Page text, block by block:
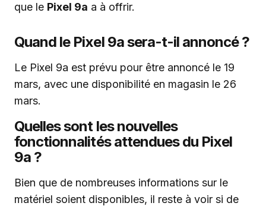
que le Pixel 9a a à offrir.
Quand le Pixel 9a sera-t-il annoncé ?
Le Pixel 9a est prévu pour être annoncé le 19
mars, avec une disponibilité en magasin le 26
mars.
Quelles sont les nouvelles
fonctionnalités attendues du Pixel
9a ?
Bien que de nombreuses informations sur le
matériel soient disponibles, il reste à voir si de